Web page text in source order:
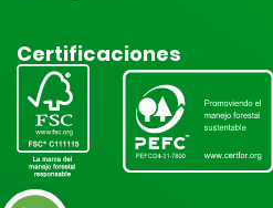
Certificaciones